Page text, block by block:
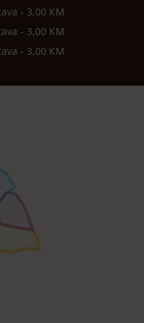
- 3,00 КМ
- 3,00 КМ
- 3,00 КМ